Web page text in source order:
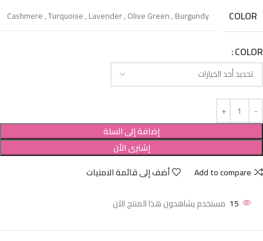
COLOR
Cashmere,Turquoise,Lavender,Olive Green,Burgundy
COLOR
إضافة إلى السلة
إشترى الأن
Add to compare
أضف إلى قائمة الامنيات
15 مستخدم يشاهدون هذا المنتج الآن